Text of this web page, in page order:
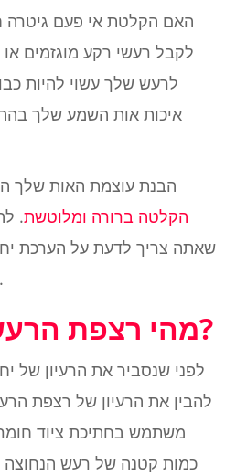
האם הקלטת אי פעם גיטרה
לקבל רעשי רקע מוגזמים
לרעש שלך עשוי להיות
איכות אות השמע שלך
הבנת עוצמת האות שלך
הקלטה ברורה ומלוטשת.
שאתה צריך לדעת על הערכת
כל
מהי רצפת הרעש בתמהיל?
לפני שנסביר את הרעיון של
להבין את הרעיון של רצפת
משתמש בחתיכת ציוד
כמות קטנה של רעש הנחוצה